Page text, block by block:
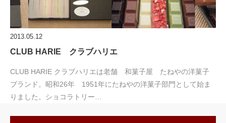
2013.05.12
CLUB HARIE クラブハリエ
CLUB HARIE クラブハリエは老舗 和菓子屋 たねやの洋菓子
ブランド。昭和26年 1951年にたねやの洋菓子部門として始ま
りました。ショコラトリー…